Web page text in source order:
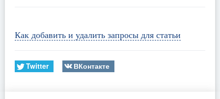
Как добавить и удалить запросы для статьи
Twitter ВКонтакте